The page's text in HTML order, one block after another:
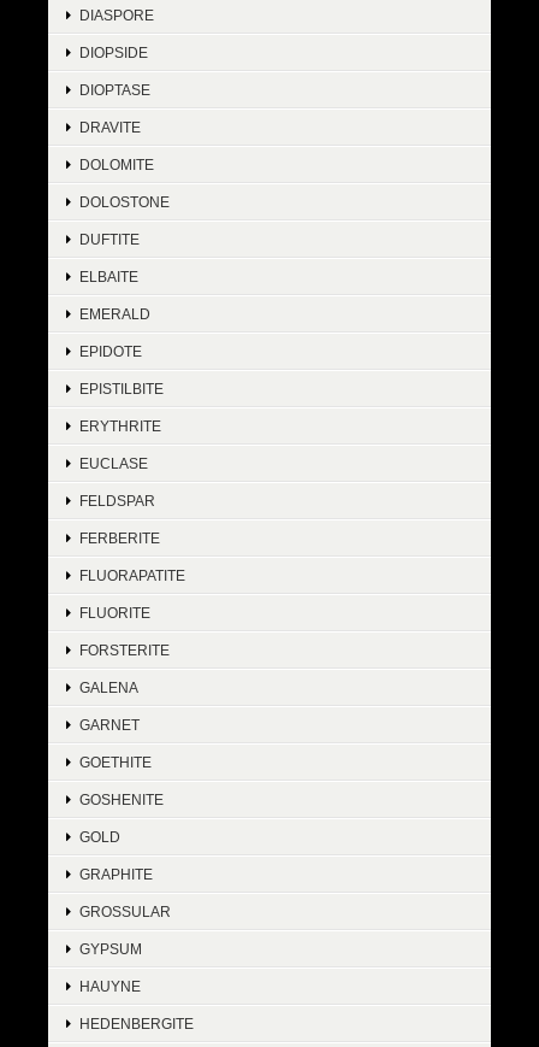
DIASPORE
DIOPSIDE
DIOPTASE
DRAVITE
DOLOMITE
DOLOSTONE
DUFTITE
ELBAITE
EMERALD
EPIDOTE
EPISTILBITE
ERYTHRITE
EUCLASE
FELDSPAR
FERBERITE
FLUORAPATITE
FLUORITE
FORSTERITE
GALENA
GARNET
GOETHITE
GOSHENITE
GOLD
GRAPHITE
GROSSULAR
GYPSUM
HAUYNE
HEDENBERGITE